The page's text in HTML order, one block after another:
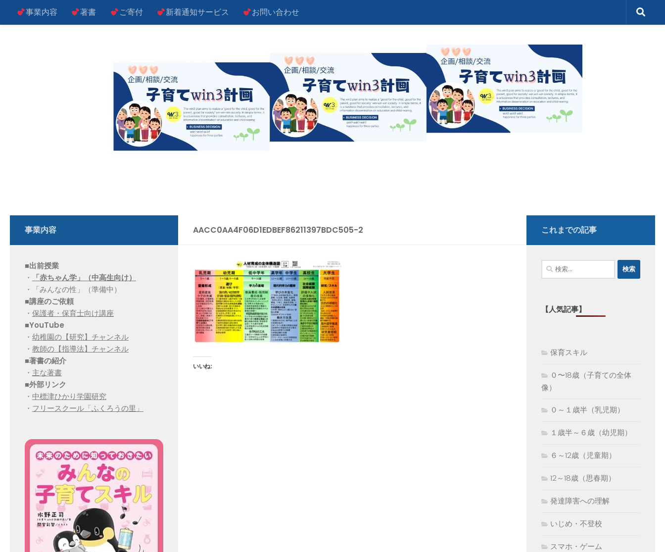
コンテンツへスキップ
事業内容 著書 ご寄付 新着通知サービス お問い合わせ
AACC0AA4F06D1EDBEF86211397BDC505-2
いいね:
事業内容
■出前授業
・
「赤ちゃん学」（中高生向け）
・「みんなの性」（準備中）
■講座のご依頼
・ 保護者・保育士向け講座
■YouTube
・ 幼稚園の【研究】チャンネル
・ 教師の【指導法】チャンネル
■著書の紹介
・ 主な著書
■外部リンク
・ 中標津ひかり学園研究
・ フリースクール「ふくろうの里」
これまでの記事
検
索:
【人気記事】
保育スキル
０〜18歳（子育ての全体
像）
０～１歳半（乳児期）
１歳半～６歳（幼児期）
６～12歳（児童期）
12～18歳（思春期）
発達障害への理解
いじめ・不登校
スマホ・ゲーム